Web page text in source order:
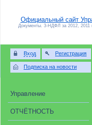
Официальный сайт
Документы. 3-НДФЛ за 2012, 2011
Вход Регистрация
Подписка на новости
Управление
ОТЧЁТНОСТЬ